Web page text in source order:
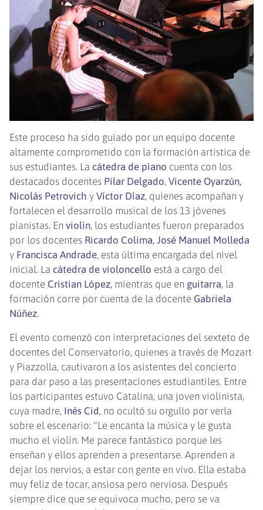
Este proceso ha sido guiado por un equipo docente
altamente comprometido con la formación artística de
sus estudiantes. La cátedra de piano cuenta con los
destacados docentes Pilar Delgado,Vicente Oyarzún,
Nicolás PetrovichyVíctor Díaz, quienes acompañan y
fortalecen el desarrollo musical de los 13 jóvenes
pianistas. Enviolín, los estudiantes fueron preparados
por los docentes Ricardo Colima, José Manuel Molleda
y Francisca Andrade, esta última encargada del nivel
inicial. La cátedra de violoncello está a cargo del
docente Cristian López, mientras que en guitarra, la
formación corre por cuenta de la docente Gabriela
Núñez.
El evento comenzó con interpretaciones del sexteto de
docentes del Conservatorio, quienes a través de Mozart
y Piazzolla, cautivaron a los asistentes del concierto
para dar paso a las presentaciones estudiantiles. Entre
los participantes estuvo Catalina, una joven violinista,
cuya madre, Inés Cid, no ocultó su orgullo por verla
sobre el escenario: “Le encanta la música y le gusta
mucho el violín. Me parece fantástico porque les
enseñan y ellos aprenden a presentarse. Aprenden a
dejar los nervios, a estar con gente en vivo. Ella estaba
muy feliz de tocar, ansiosa pero nerviosa. Después
siempre dice que se equivoca mucho, pero se va